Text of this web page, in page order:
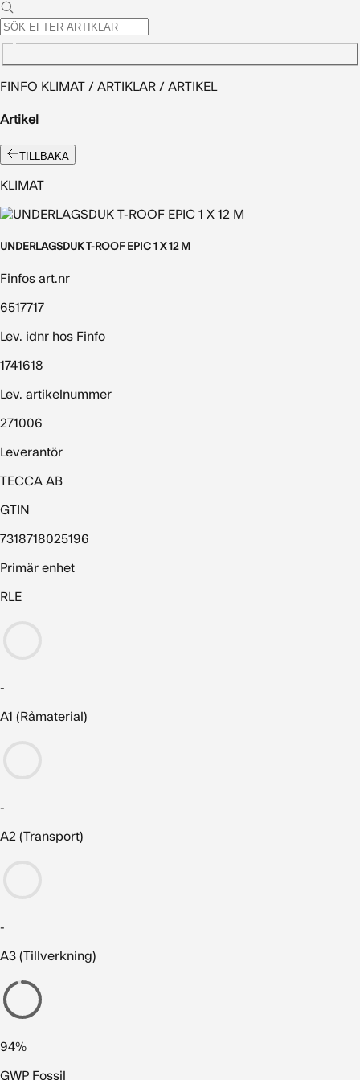
FINFO KLIMAT / ARTIKLAR / ARTIKEL
Artikel
TILLBAKA
KLIMAT
UNDERLAGSDUK T-ROOF EPIC 1 X 12 M
Finfos art.nr
6517717
Lev. idnr hos Finfo
1741618
Lev. artikelnummer
271006
Leverantör
TECCA AB
GTIN
7318718025196
Primär enhet
RLE
-
A1 (Råmaterial)
-
A2 (Transport)
-
A3 (Tillverkning)
94%
GWP Fossil